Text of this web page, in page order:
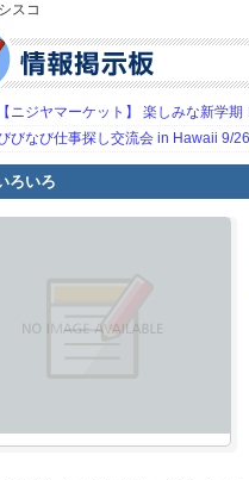
スコ
【ニジヤマーケット】 楽しみな新学
びなび仕事探し交流会 in Hawaii 9/
ろいろ